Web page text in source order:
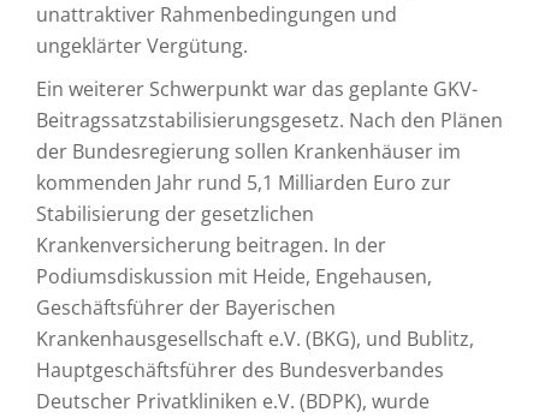
unattraktiver Rahmenbedingungen und
ungeklärter Vergütung.
Ein weiterer Schwerpunkt war das geplante GKV-
Beitragssatzstabilisierungsgesetz. Nach den Plänen
der Bundesregierung sollen Krankenhäuser im
kommenden Jahr rund 5,1 Milliarden Euro zur
Stabilisierung der gesetzlichen
Krankenversicherung beitragen. In der
Podiumsdiskussion mit Heide, Engehausen,
Geschäftsführer der Bayerischen
Krankenhausgesellschaft e.V. (BKG), und Bublitz,
Hauptgeschäftsführer des Bundesverbandes
Deutscher Privatkliniken e.V. (BDPK), wurde